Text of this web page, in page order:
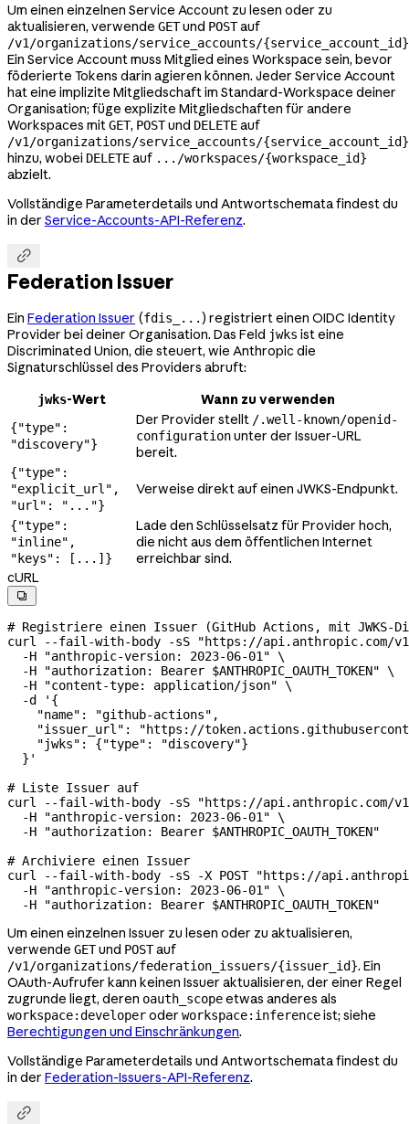
Um einen einzelnen Service Account zu lesen oder zu
aktualisieren, verwende GETund POSTauf
/v1/organizations/service_accounts/{service_account_id}
Ein Service Account muss Mitglied eines Workspace sein, bevor
föderierte Tokens darin agieren können. Jeder Service Account
hat eine implizite Mitgliedschaft im Standard-Workspace deiner
Organisation; füge explizite Mitgliedschaften für andere
Workspaces mitGET, POSTund DELETEauf
/v1/organizations/service_accounts/
hinzu, wobei DELETEauf .../workspaces/{workspace_id}
abzielt.
Vollständige Parameterdetails und Antwortschemata findest du
in der Service-Accounts-API-Referenz.

Federation Issuer
Ein Federation Issuer (fdis_...) registriert einen OIDC Identity
Provider bei deiner Organisation. Das Feld jwks ist eine
Discriminated Union, die steuert, wie Anthropic die
Signaturschlüssel des Providers abruft:
jwks-Wert Wann zu verwenden
{"type":
"discovery"}
Der Provider stellt /.well-known/openid-
configurationunter der Issuer-URL
bereit.
{"type":
"explicit_url",
"url": "..."}
Verweise direkt auf einen JWKS-Endpunkt.
{"type":
"inline",
"keys": [...]}
Lade den Schlüsselsatz für Provider hoch,
die nicht aus dem öffentlichen Internet
erreichbar sind.
cURL

# Registriere einen Issuer (GitHub Actions, mit JWKS-
curl
--fail-with-body -sS "https://api.anthropic.com/
  -H
"anthropic-version: 2023-06-01" \
  -H
"authorization: Bearer $ANTHROPIC_OAUTH_TOKEN" \
  -H
"content-type: application/json" \
  -d
'{
    "name": "github-actions",
"issuer_url": "https://
    "jwks": {"type": "discovery"}
  }'
# Liste Issuer auf
curl
--fail-with-body -sS "https://api.anthropic.com/
  -H
"anthropic-version: 2023-06-01" \
  -H
"authorization: Bearer $ANTHROPIC_OAUTH_TOKEN"
# Archiviere einen Issuer
curl
--fail-with-body -sS -X POST "https://
  -H
"anthropic-version: 2023-06-01" \
  -H
"authorization: Bearer $ANTHROPIC_OAUTH_TOKEN"
Um einen einzelnen Issuer zu lesen oder zu aktualisieren,
verwende GETund POSTauf
/v1/organizations/federation_issuers/{issuer_id}. Ein
OAuth-Aufrufer kann keinen Issuer aktualisieren, der einer Regel
zugrunde liegt, deren oauth_scopeetwas anderes als
workspace:developeroder workspace:inferenceist; siehe
Berechtigungen und Einschränkungen.
Vollständige Parameterdetails und Antwortschemata findest du
in der Federation-Issuers-API-Referenz.
